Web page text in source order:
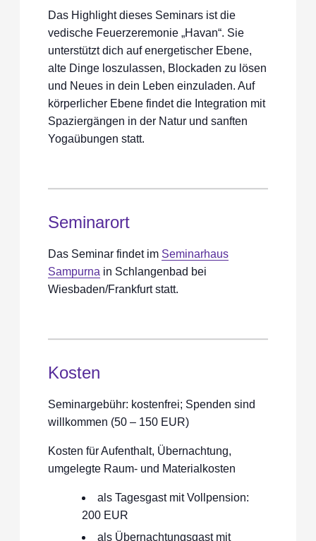
Das Highlight dieses Seminars ist die
vedische Feuerzeremonie „Havan“. Sie
unterstützt dich auf energetischer Ebene,
alte Dinge loszulassen, Blockaden zu lösen
und Neues in dein Leben einzuladen. Auf
körperlicher Ebene findet die Integration mit
Spaziergängen in der Natur und sanften
Yogaübungen statt.
Seminarort
Das Seminar findet im Seminarhaus
Sampurna in Schlangenbad bei
Wiesbaden/Frankfurt statt.
Kosten
Seminargebühr: kostenfrei; Spenden sind
willkommen (50 – 150 EUR)
Kosten für Aufenthalt, Übernachtung,
umgelegte Raum- und Materialkosten
als Tagesgast mit Vollpension:
200 EUR
als Übernachtungsgast mit